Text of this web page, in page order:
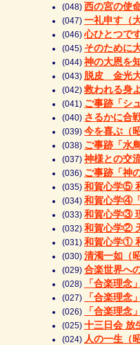
(048) 西の宮の使
(047) 一礼申す（
(046) 心ひとつで
(045) そのために
(044) 神の大恩を
(043) 脱皮 金光大
(042)救われる身
(041) ご事跡「シ
(040) さるかに合
(039) 今を喜ぶ（
(038) ご事跡「水
(037) 神様との交
(036) ご事跡「神
(035) 和賀心学⑤
(034) 和賀心学④
(033) 和賀心学③
(032) 和賀心学②
(031) 和賀心学①
(030) 清濁一如（
(029) 合楽世界へ
(028) 「合楽理念
(027) 「合楽理念
(026) 「合楽理念
(025) 十三日会 放
(024) 人の一生（